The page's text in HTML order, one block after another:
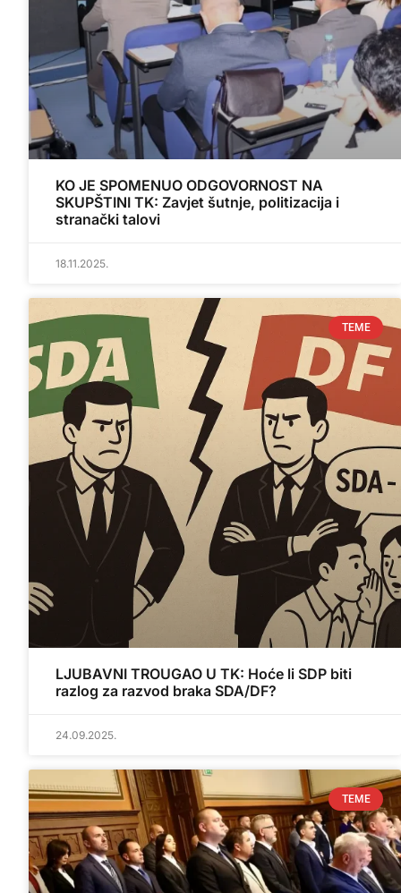
KO JE SPOMENUO ODGOVORNOST NA
SKUPŠTINI TK: Zavjet šutnje, politizacija i
stranački talovi
18.11.2025.
TEME
LJUBAVNI TROUGAO U TK: Hoće li SDP biti
razlog za razvod braka SDA/DF?
24.09.2025.
TEME